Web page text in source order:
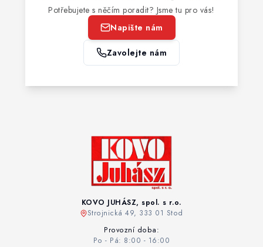
Potřebujete s něčím poradit? Jsme tu pro vás!
Napište nám
Zavolejte nám
KOVO JUHÁSZ, spol. s r.o.
Strojnická 49, 333 01 Stod
Provozní doba:
Po - Pá: 8:00 - 16:00